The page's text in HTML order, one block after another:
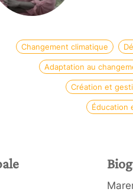
Changement climatique
Adaptation au
Création et
Éducation